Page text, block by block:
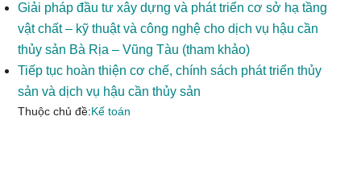
Giải pháp đầu tư xây dựng và phát triển cơ sở hạ tầng
vật chất – kỹ thuật và công nghệ cho dịch vụ hậu cần
thủy sản Bà Rịa – Vũng Tàu (tham khảo)
Tiếp tục hoàn thiện cơ chế, chính sách phát triển thủy
sản và dịch vụ hậu cần thủy sản
Thuộc chủ đề:Kế toán